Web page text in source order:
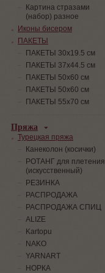
Картина стразами
(набор) разное
Иконы бисером
ПАКЕТЫ
ПАКЕТЫ 30х19.5 см
ПАКЕТЫ 37х44.5 см
ПАКЕТЫ 50х60 см
ПАКЕТЫ 50х60 см
ПАКЕТЫ 55х70 см
Пряжа
Турецкая пряжа
Канеколон (косички)
РОТАНГ для плетения
(искусственный)
PЕЗИНКА
РАСПРОДАЖА
РАСПРОДАЖА СПИЦ
ALIZE
Kartopu
NAKO
YARNART
НОРКА